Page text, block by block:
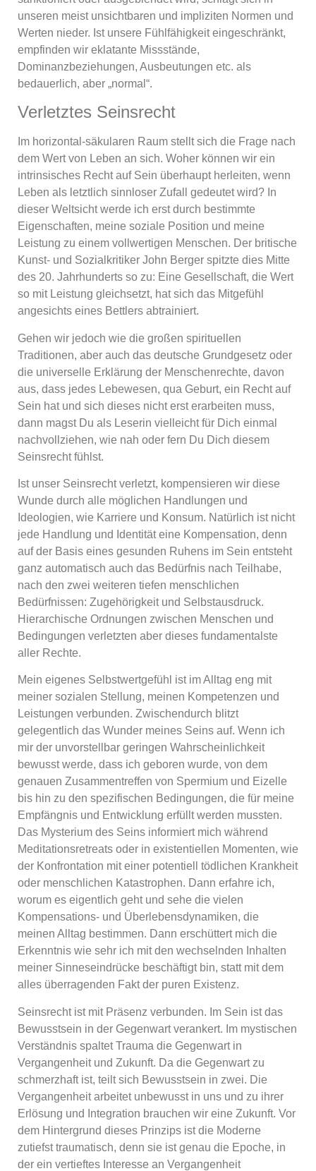
unseren meist unsichtbaren und impliziten Normen und
Werten nieder. Ist unsere Fühlfähigkeit eingeschränkt,
empfinden wir eklatante Missstände,
Dominanzbeziehungen, Ausbeutungen etc. als
bedauerlich, aber „normal“.
Verletztes Seinsrecht
Im horizontal-säkularen Raum stellt sich die Frage nach
dem Wert von Leben an sich. Woher können wir ein
intrinsisches Recht auf Sein überhaupt herleiten, wenn
Leben als letztlich sinnloser Zufall gedeutet wird? In
dieser Weltsicht werde ich erst durch bestimmte
Eigenschaften, meine soziale Position und meine
Leistung zu einem vollwertigen Menschen. Der britische
Kunst- und Sozialkritiker John Berger spitzte dies Mitte
des 20. Jahrhunderts so zu: Eine Gesellschaft, die Wert
so mit Leistung gleichsetzt, hat sich das Mitgefühl
angesichts eines Bettlers abtrainiert.
Gehen wir jedoch wie die großen spirituellen
Traditionen, aber auch das deutsche Grundgesetz oder
die universelle Erklärung der Menschenrechte, davon
aus, dass jedes Lebewesen, qua Geburt, ein Recht auf
Sein hat und sich dieses nicht erst erarbeiten muss,
dann magst Du als Leserin vielleicht für Dich einmal
nachvollziehen, wie nah oder fern Du Dich diesem
Seinsrecht fühlst.
Ist unser Seinsrecht verletzt, kompensieren wir diese
Wunde durch alle möglichen Handlungen und
Ideologien, wie Karriere und Konsum. Natürlich ist nicht
jede Handlung und Identität eine Kompensation, denn
auf der Basis eines gesunden Ruhens im Sein entsteht
ganz automatisch auch das Bedürfnis nach Teilhabe,
nach den zwei weiteren tiefen menschlichen
Bedürfnissen: Zugehörigkeit und Selbstausdruck.
Hierarchische Ordnungen zwischen Menschen und
Bedingungen verletzten aber dieses fundamentalste
aller Rechte.
Mein eigenes Selbstwertgefühl ist im Alltag eng mit
meiner sozialen Stellung, meinen Kompetenzen und
Leistungen verbunden. Zwischendurch blitzt
gelegentlich das Wunder meines Seins auf. Wenn ich
mir der unvorstellbar geringen Wahrscheinlichkeit
bewusst werde, dass ich geboren wurde, von dem
genauen Zusammentreffen von Spermium und Eizelle
bis hin zu den spezifischen Bedingungen, die für meine
Empfängnis und Entwicklung erfüllt werden mussten.
Das Mysterium des Seins informiert mich während
Meditationsretreats oder in existentiellen Momenten, wie
der Konfrontation mit einer potentiell tödlichen Krankheit
oder menschlichen Katastrophen. Dann erfahre ich,
worum es eigentlich geht und sehe die vielen
Kompensations- und Überlebensdynamiken, die
meinen Alltag bestimmen. Dann erschüttert mich die
Erkenntnis wie sehr ich mit den wechselnden Inhalten
meiner Sinneseindrücke beschäftigt bin, statt mit dem
alles überragenden Fakt der puren Existenz.
Seinsrecht ist mit Präsenz verbunden. Im Sein ist das
Bewusstsein in der Gegenwart verankert. Im mystischen
Verständnis spaltet Trauma die Gegenwart in
Vergangenheit und Zukunft. Da die Gegenwart zu
schmerzhaft ist, teilt sich Bewusstsein in zwei. Die
Vergangenheit arbeitet unbewusst in uns und zu ihrer
Erlösung und Integration brauchen wir eine Zukunft. Vor
dem Hintergrund dieses Prinzips ist die Moderne
zutiefst traumatisch, denn sie ist genau die Epoche, in
der ein vertieftes Interesse an Vergangenheit